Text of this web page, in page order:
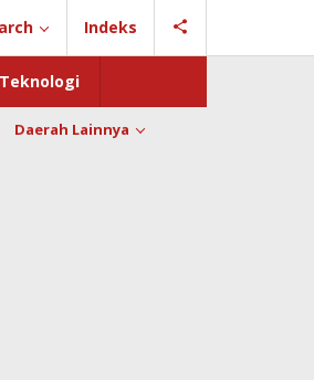
Indeks
Teknologi
Daerah Lainnya